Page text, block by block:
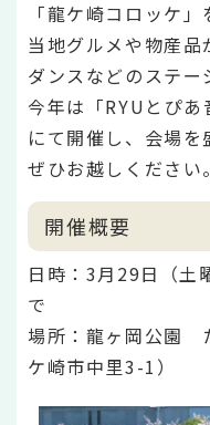
「龍ケ崎コロッケ
当地グルメや物産
ダンスなどのステー
今年は「RYUとぴ
にて開催し、会場を
ぜひお越しください。
開催概要
日時：3月29日（土
で
場所：龍ヶ岡公園
ケ崎市中里3-1）